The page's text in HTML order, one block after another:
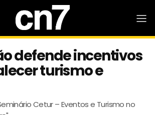
defende incentivos
turismo e
Cetur – Eventos e Turismo no